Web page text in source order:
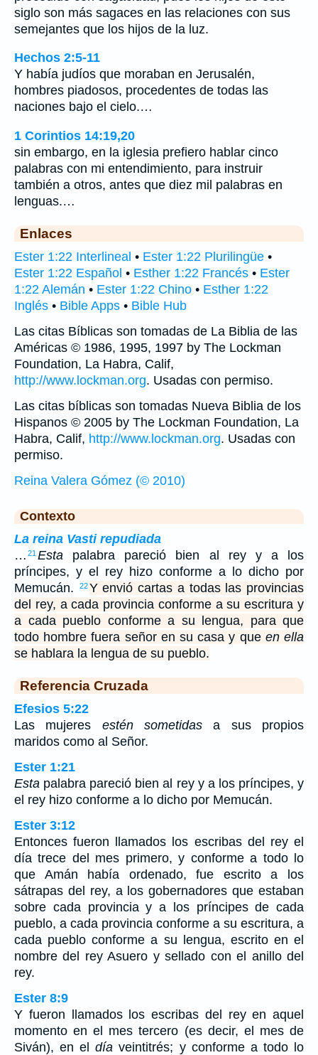
siglo son más sagaces en las relaciones con sus
semejantes que los hijos de la luz.
Hechos 2:5-11
Y había judíos que moraban en Jerusalén,
hombres piadosos, procedentes de todas las
naciones bajo el cielo.…
1 Corintios 14:19,20
sin embargo, en la iglesia prefiero hablar cinco
palabras con mi entendimiento, para instruir
también a otros, antes que diez mil palabras en
lenguas.…
Enlaces
Ester 1:22 Interlineal • Ester 1:22 Plurilingüe •
Ester 1:22 Español • Esther 1:22 Francés • Ester
1:22 Alemán • Ester 1:22 Chino • Esther 1:22
Inglés • Bible Apps • Bible Hub
Las citas Bíblicas son tomadas de La Biblia de las
Américas © 1986, 1995, 1997 by The Lockman
Foundation, La Habra, Calif,
http://www.lockman.org. Usadas con permiso.
Las citas bíblicas son tomadas Nueva Biblia de los
Hispanos © 2005 by The Lockman Foundation, La
Habra, Calif, http://www.lockman.org. Usadas con
permiso.
Reina Valera Gómez (© 2010)
Contexto
La reina Vasti repudiada
… 21 Esta palabra pareció bien al rey y a los
príncipes, y el rey hizo conforme a lo dicho por
Memucán.
22Y envió cartas a todas las provincias
del rey, a cada provincia conforme a su escritura y
a cada pueblo conforme a su lengua, para que
todo hombre fuera señor en su casa y que en ella
se hablara la lengua de su pueblo.
Referencia Cruzada
Efesios 5:22
Las mujeres estén sometidas a sus propios
maridos como al Señor.
Ester 1:21
Esta palabra pareció bien al rey y a los príncipes, y
el rey hizo conforme a lo dicho por Memucán.
Ester 3:12
Entonces fueron llamados los escribas del rey el
día trece del mes primero, y conforme a todo lo
que Amán había ordenado, fue escrito a los
sátrapas del rey, a los gobernadores que estaban
sobre cada provincia y a los príncipes de cada
pueblo, a cada provincia conforme a su escritura, a
cada pueblo conforme a su lengua, escrito en el
nombre del rey Asuero y sellado con el anillo del
rey.
Ester 8:9
Y fueron llamados los escribas del rey en aquel
momento en el mes tercero (es decir, el mes de
Siván), en eldía veintitrés; y conforme a todo lo